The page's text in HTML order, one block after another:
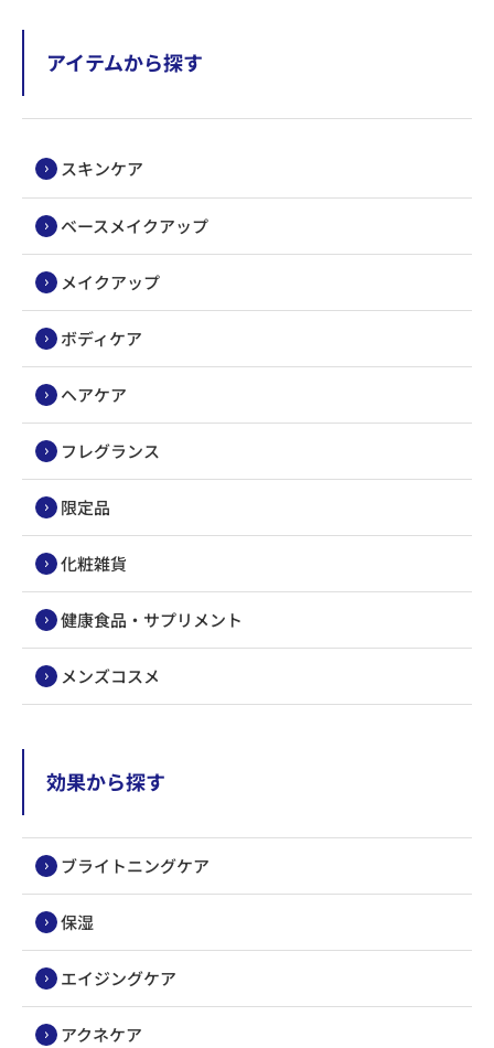
アイテムから探す
スキンケア
ベースメイクアップ
メイクアップ
ボディケア
ヘアケア
フレグランス
限定品
化粧雑貨
健康食品・サプリメント
メンズコスメ
効果から探す
ブライトニングケア
保湿
エイジングケア
アクネケア